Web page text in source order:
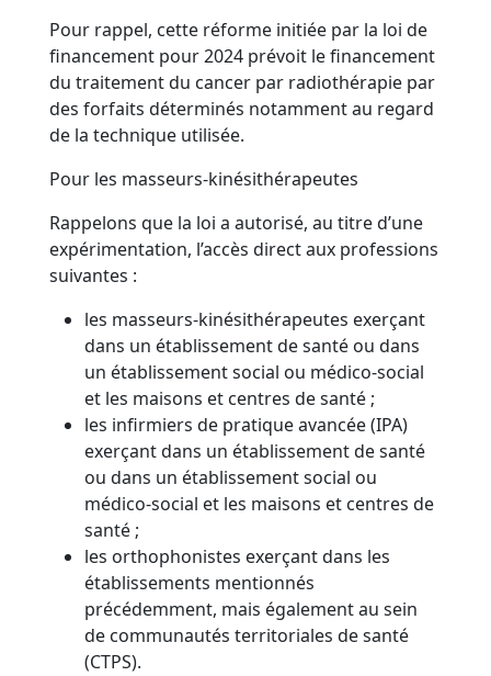
Pour rappel, cette réforme initiée par la loi de
financement pour 2024 prévoit le financement
du traitement du cancer par radiothérapie par
des forfaits déterminés notamment au regard
de la technique utilisée.
Pour les masseurs-kinésithérapeutes
Rappelons que la loi a autorisé, au titre d’une
expérimentation, l’accès direct aux professions
suivantes :
les masseurs-kinésithérapeutes exerçant
dans un établissement de santé ou dans
un établissement social ou médico-social
et les maisons et centres de santé ;
les infirmiers de pratique avancée (IPA)
exerçant dans un établissement de santé
ou dans un établissement social ou
médico-social et les maisons et centres de
santé ;
les orthophonistes exerçant dans les
établissements mentionnés
précédemment, mais également au sein
de communautés territoriales de santé
(CTPS).